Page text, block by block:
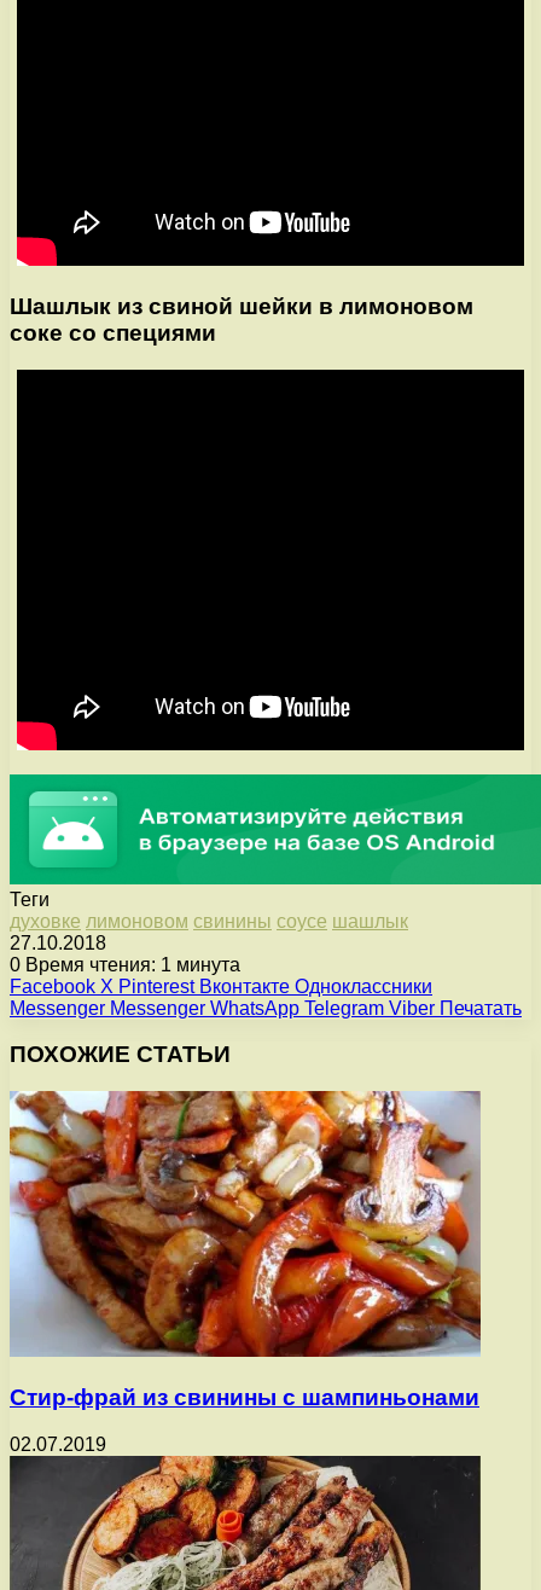
Шашлык из свиной шейки в лимоновом
соке со специями
Теги
духовке лимоновом свинины соусе шашлык
27.10.2018
0 Время чтения: 1 минута
Facebook X Pinterest Вконтакте Одноклассники
Messenger Messenger WhatsApp Telegram Viber Печатать
ПОХОЖИЕ СТАТЬИ
Стир-фрай из свинины с шампиньонами
02.07.2019